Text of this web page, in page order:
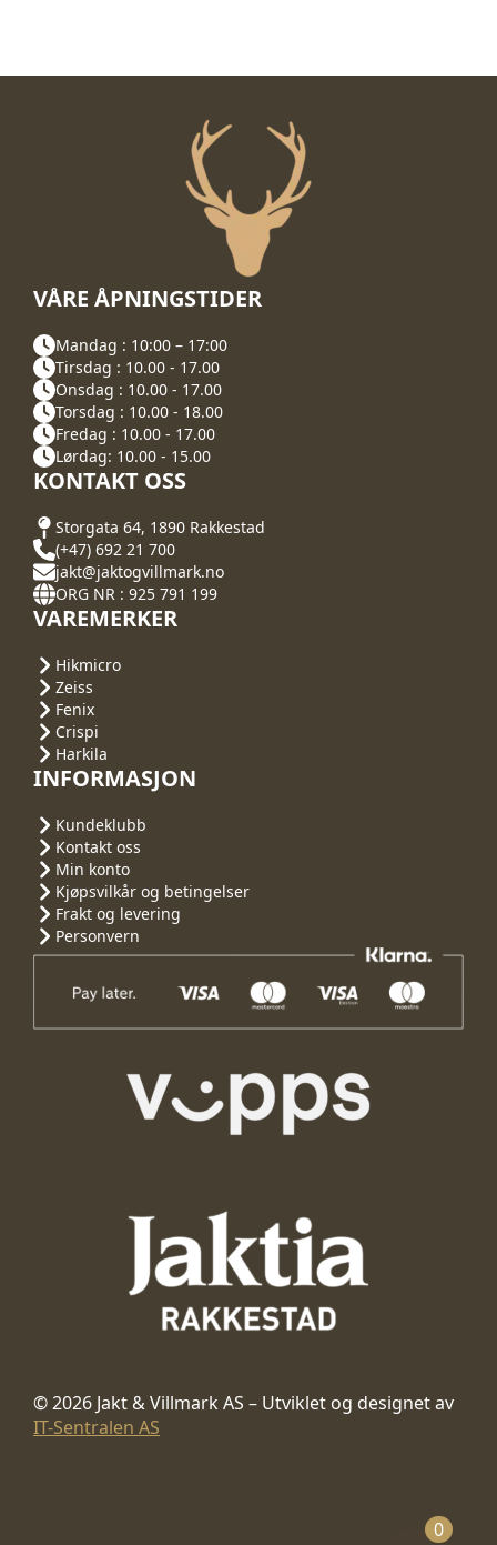
0
VÅRE ÅPNINGSTIDER
Mandag : 10:00 – 17:00
Tirsdag : 10.00 - 17.00
Onsdag : 10.00 - 17.00
Torsdag : 10.00 - 18.00
Fredag : 10.00 - 17.00
Lørdag: 10.00 - 15.00
KONTAKT OSS
Storgata 64, 1890 Rakkestad
(+47) 692 21 700
jakt@jaktogvillmark.no
ORG NR : 925 791 199
VAREMERKER
Hikmicro
Zeiss
Fenix
Crispi
Harkila
INFORMASJON
Kundeklubb
Kontakt oss
Min konto
Kjøpsvilkår og betingelser
Frakt og levering
Personvern
© 2026 Jakt & Villmark AS – Utviklet og designet av
IT-Sentralen AS